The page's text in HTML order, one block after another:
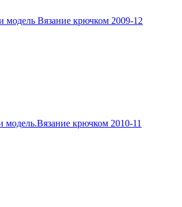
Вязание крючком 2009-12
крючком 2010-11